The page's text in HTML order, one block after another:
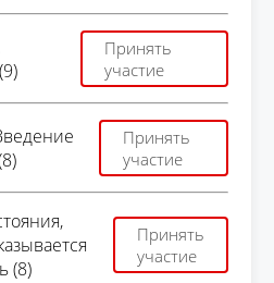
Принять
участие
Принять
участие
(8)
Принять
участие